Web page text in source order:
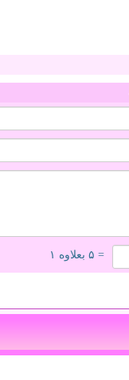
= ۵ بعلاوه ۱